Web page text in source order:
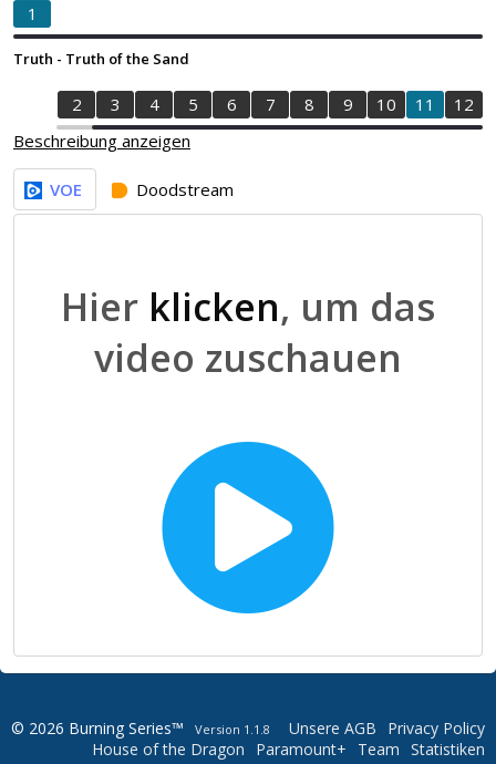
1
Truth - Truth of the Sand
2 3 4 5 6 7 8 9 10 11
12
Beschreibung anzeigen
VOE Doodstream
Hier klicken, um das
video zuschauen
© 2026 Burning Series™ Version 1.1.8 Privacy Policy
Unsere AGB
Statistiken
Team
Paramount+
House of the Dragon